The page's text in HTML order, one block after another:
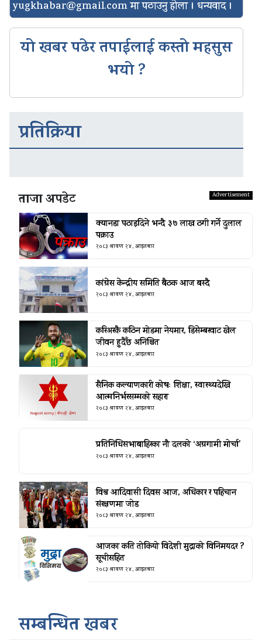
yugkhabar@gmail.comमा पठाउनु होला । धन्यवाद ।
यो खबर पढेर तपाईलाई कस्तो महसुस
भयो ?
प्रतिक्रिया
ताजा अपडेट
क्यानडा पठाइदिने भन्दै ३७ लाख ठगी गर्ने दुलाल
पक्राउ
२०८३ श्रावण २४, आइतबार
कांग्रेस केन्द्रीय समिति बैठक आज बस्दै
२०८३ श्रावण २४, आइतबार
करिअरकै कठिन मोडमा नेयमार, डिसेम्बरवाट खेल
जीवन हुदैँछ अनिश्चित
२०८३ श्रावण २४, आइतबार
सैनिक कल्याणकारी कोषः शिक्षा, स्वास्थ्यदेखि
आत्मनिर्भरसम्मको सहारा
२०८३ श्रावण २४, आइतबार
प्रतिनिधिसभाबाहिरका नौ दलको ‘अग्रगामी मोर्चा’
२०८३ श्रावण २४, आइतबार
विश्व आदिवासी दिवस आज, अधिकार र पहिचान
संरक्षणमा जोड
२०८३ श्रावण २४, आइतबार
आजका कति तोकियो विदेशी मुद्राको विनिमयदर ?
सूचीसहित
२०८३ श्रावण २४, आइतबार
सम्बन्धित खबर